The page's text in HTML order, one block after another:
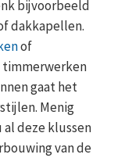
bijvoorbeeld
dakkapellen.
of
timmerwerken
gaat het
Menig
deze klussen
van de